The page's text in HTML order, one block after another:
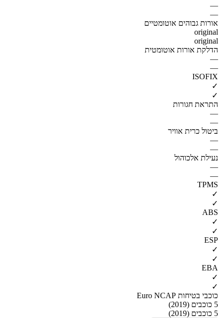
—
—
אורות גבוהים אוטומטיים
original
original
הדלקת אורות אוטומטית
—
—
ISOFIX
✓
✓
התראת חגורות
—
—
ביטול כרית אוויר
—
—
נעילת אלכוהול
—
—
TPMS
✓
✓
ABS
✓
✓
ESP
✓
✓
EBA
✓
✓
כוכבי בטיחות Euro NCAP
5 כוכבים (2019)
5 כוכבים (2019)